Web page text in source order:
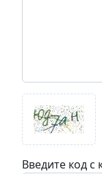
Введите код с